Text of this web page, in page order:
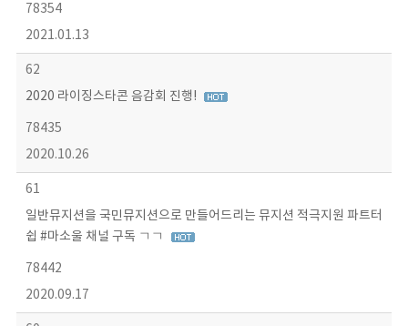
78354
2021.01.13
62
2020 라이징스타콘 음감회 진행!
78435
2020.10.26
61
일반뮤지션을 국민뮤지션으로 만들어드리는 뮤지션 적극지원 파트터
쉽 #마소울 채널 구독 ㄱㄱ
78442
2020.09.17